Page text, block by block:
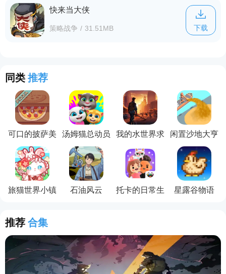
快来当大侠
策略战争 / 31.51MB 下载
同类 推荐
可口的披萨美
味的披萨
汤姆猫总动员
我的水世界求
生
闲置沙地大亨
旅猫世界小镇
石油风云
托卡的日常生
星露谷物语
推荐 合集